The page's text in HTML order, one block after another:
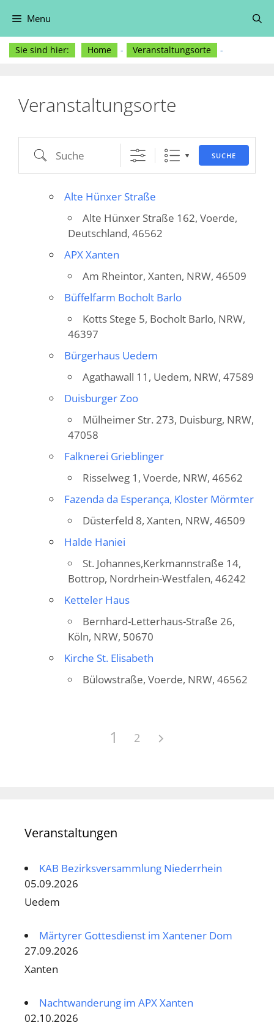
Inhalt
springen
Menu
Sie sind hier: Home - Veranstaltungsorte -
Veranstaltungsorte
Suche SUCHE
Alte Hünxer Straße
Alte Hünxer Straße 162, Voerde,
Deutschland, 46562
APX Xanten
Am Rheintor, Xanten, NRW, 46509
Büffelfarm Bocholt Barlo
Kotts Stege 5, Bocholt Barlo, NRW,
46397
Bürgerhaus Uedem
Agathawall 11, Uedem, NRW, 47589
Duisburger Zoo
Mülheimer Str. 273, Duisburg, NRW,
47058
Falknerei Grieblinger
Risselweg 1, Voerde, NRW, 46562
Fazenda da Esperança, Kloster Mörmter
Düsterfeld 8, Xanten, NRW, 46509
Halde Haniei
St. Johannes,Kerkmannstraße 14,
Bottrop, Nordrhein-Westfalen, 46242
Ketteler Haus
Bernhard-Letterhaus-Straße 26,
Köln, NRW, 50670
Kirche St. Elisabeth
Bülowstraße, Voerde, NRW, 46562
1 2
Veranstaltungen
KAB Bezirksversammlung Niederrhein
05.09.2026
Uedem
Märtyrer Gottesdienst im Xantener Dom
27.09.2026
Xanten
Nachtwanderung im APX Xanten
02.10.2026